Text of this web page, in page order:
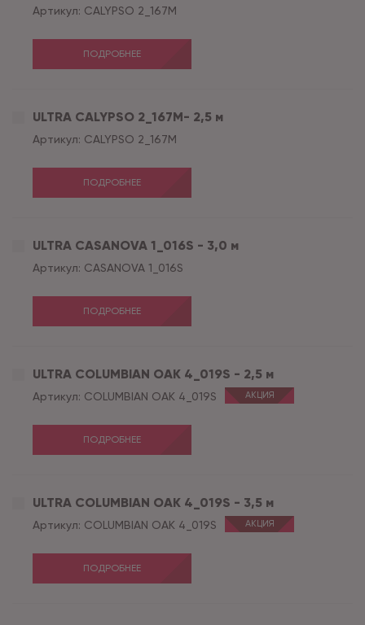
Артикул: CALYPSO 2_167M
ПОДРОБНЕЕ
ULTRA CALYPSO 2_167M- 2,5 м
Артикул: CALYPSO 2_167M
ПОДРОБНЕЕ
ULTRA CASANOVA 1_016S - 3,0 м
Артикул: CASANOVA 1_016S
ПОДРОБНЕЕ
ULTRA COLUMBIAN OAK 4_019S - 2,5 м
Артикул: COLUMBIAN OAK 4_019S АКЦИЯ
ПОДРОБНЕЕ
ULTRA COLUMBIAN OAK 4_019S - 3,5 м
Артикул: COLUMBIAN OAK 4_019S АКЦИЯ
ПОДРОБНЕЕ